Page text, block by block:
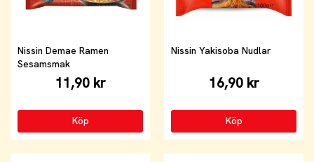
Nissin Demae Ramen
Sesamsmak
11,90 kr
Köp
Nissin Yakisoba Nudlar
16,90 kr
Köp